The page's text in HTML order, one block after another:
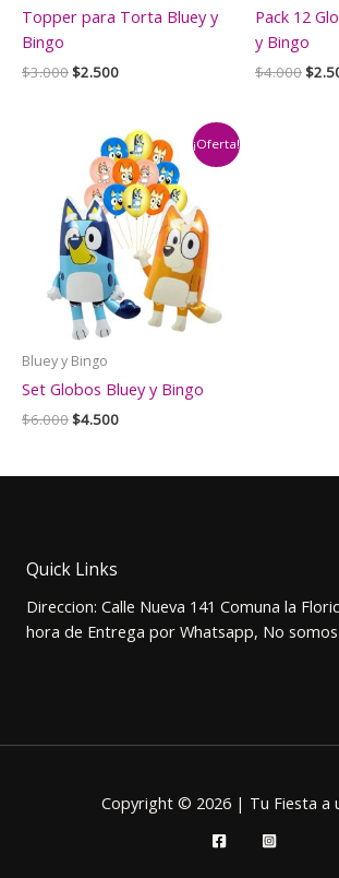
Topper para Torta Bluey y
Bingo
$3.000El
$3.000.
$2.500El
es:
$2.500.
Pack 12
y Bingo
$4.000El
$
¡Oferta!
Bluey y Bingo
Set Globos Bluey y Bingo
$6.000El
era:
$4.500El
es:
Quick Links
Direccion: Calle Nueva 141 Comuna la
hora de Entrega por Whatsapp, No somos
Copyright © 2026 | Tu Fiesta a